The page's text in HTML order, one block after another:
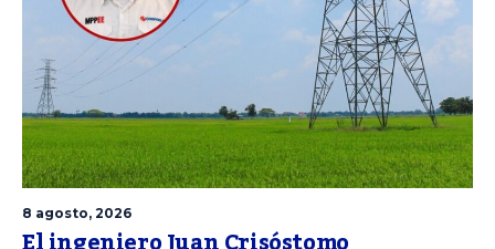
8 agosto, 2026